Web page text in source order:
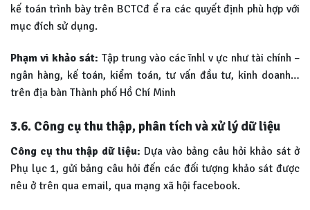
kế toán trình bày trên BCTCđ ể ra các quyết định phù hợp với
mục đích sử dụng.
Phạm vi khảo sát: Tập trung vào các ĩnhl v ực như tài chính –
ngân hàng, kế toán, kiểm toán, tư vấn đầu tư, kinh doanh…
trên địa bàn Thành phố Hồ Chí Minh
3.6. Công cụ thu thập, phân tích và xử lý dữ liệu
Công cụ thu thập dữ liệu: Dựa vào bảng câu hỏi khảo sát ở
Phụ lục 1, gửi bảng câu hỏi đến các đối tượng khảo sát được
nêu ở trên qua email, qua mạng xã hội facebook.